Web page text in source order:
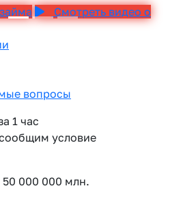
Смотреть видео о
вопросы
1 час
условие
000 000 млн.